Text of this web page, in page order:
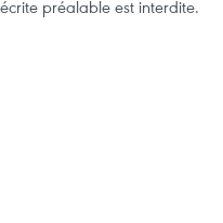
préalable est interdite.